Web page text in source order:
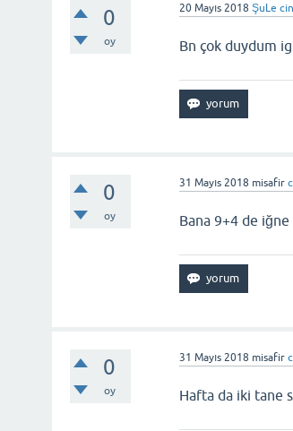
0
oy
20 Mayıs 2018 ŞuLe
Bn çok duydum
0
oy
31 Mayıs 2018 misafir
Bana 9+4 de
0
oy
31 Mayıs 2018 misafir
Hafta da iki tane